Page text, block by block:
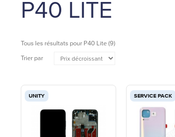
P40 LITE
Tous les résultats pour P40 Lite(9)
Trier par
UNITY SERVICE PACK